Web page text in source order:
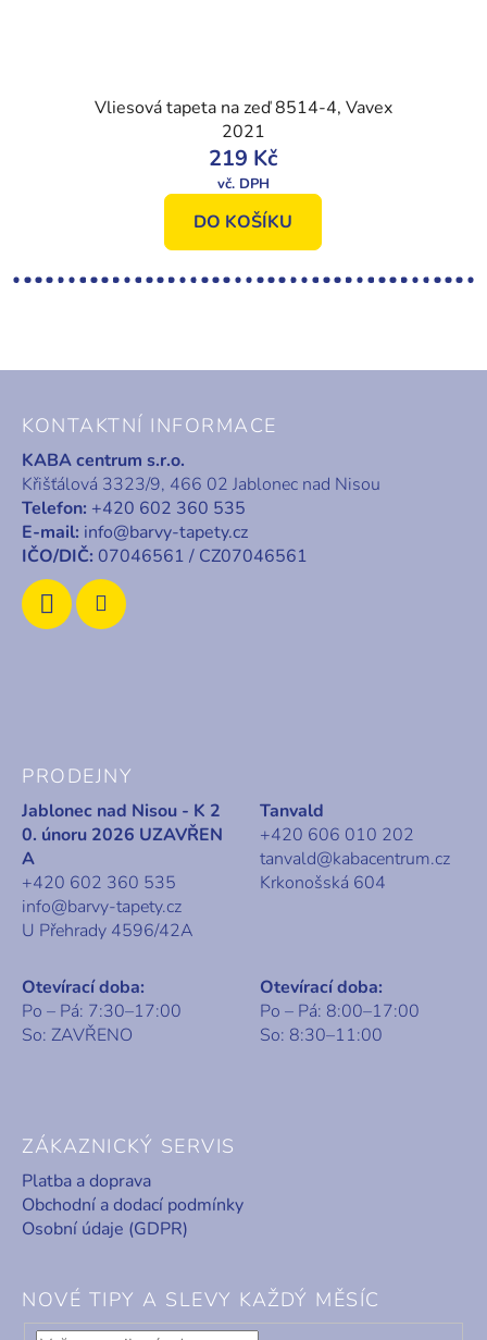
Vliesová tapeta na zeď 8514-4, Vavex
2021
219 Kč
DO KOŠÍKU
KONTAKTNÍ INFORMACE
KABA centrum s.r.o.
Křišťálová 3323/9, 466 02 Jablonec nad Nisou
Telefon: +420 602 360 535
E-mail: info@barvy-tapety.cz
IČO/DIČ: 07046561 / CZ07046561
PRODEJNY
Jablonec nad Nisou - K 2
0. únoru 2026 UZAVŘEN
A
+420 602 360 535
info@barvy-tapety.cz
U Přehrady 4596/42A
Tanvald
+420 606 010 202
tanvald@kabacentrum.cz
Krkonošská 604
Otevírací doba:
Po – Pá: 7:30–17:00
So: ZAVŘENO
Otevírací doba:
Po – Pá: 8:00–17:00
So: 8:30–11:00
ZÁKAZNICKÝ SERVIS
Platba a doprava
Obchodní a dodací podmínky
Osobní údaje (GDPR)
NOVÉ TIPY A SLEVY KAŽDÝ MĚSÍC